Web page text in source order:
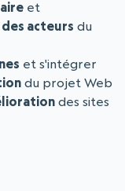
et
acteurs du
et s'intégrer
du projet Web
des sites